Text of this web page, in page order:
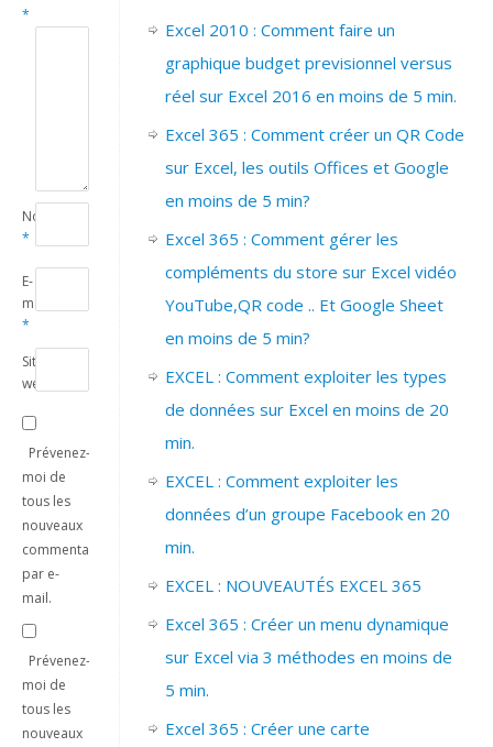
*
Nom
*
E-
mail
*
Site
web
Prévenez-
moi de
tous les
nouveaux
commentaires
par e-
mail.
Prévenez-
moi de
tous les
nouveaux
Excel 2010 : Comment faire un
graphique budget previsionnel versus
réel sur Excel 2016 en moins de 5 min.
Excel 365 : Comment créer un QR Code
sur Excel, les outils Offices et Google
en moins de 5 min?
Excel 365 : Comment gérer les
compléments du store sur Excel vidéo
YouTube,QR code .. Et Google Sheet
en moins de 5 min?
EXCEL : Comment exploiter les types
de données sur Excel en moins de 20
min.
EXCEL : Comment exploiter les
données d’un groupe Facebook en 20
min.
EXCEL : NOUVEAUTÉS EXCEL 365
Excel 365 : Créer un menu dynamique
sur Excel via 3 méthodes en moins de
5 min.
Excel 365 : Créer une carte